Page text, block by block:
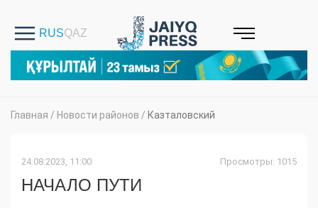
Главная / Новости районов / Казталовский
24.08.2023, 11:00 Просмотры: 1015
НАЧАЛО ПУТИ